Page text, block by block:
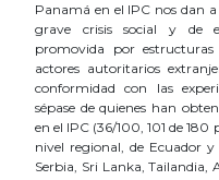
Panamá en el IPC nos dan
grave crisis social y de
promovida por
actores autoritarios
conformidad con las
sépase de quienes han
en el IPC (36/100, 101 de 180
nivel regional, de Ecuador
Serbia, Sri Lanka, Tailandia,